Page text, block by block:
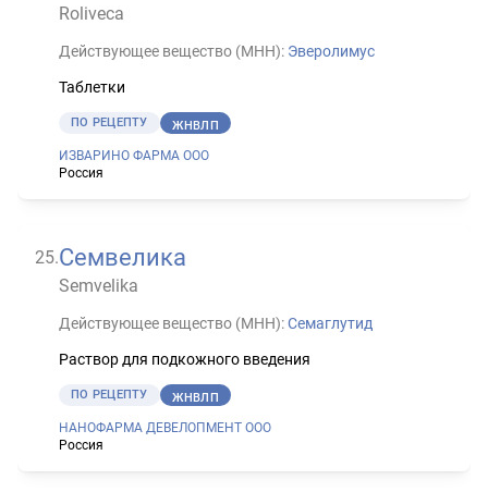
Roliveca
Действующее вещество (МНН): Эверолимус
Таблетки
ПО РЕЦЕПТУ ЖНВЛП
ИЗВАРИНО ФАРМА ООО
Россия
25.Семвелика
Semvelika
Действующее вещество (МНН):Семаглутид
Раствор для подкожного введения
ПО РЕЦЕПТУ ЖНВЛП
НАНОФАРМА ДЕВЕЛОПМЕНТ ООО
Россия